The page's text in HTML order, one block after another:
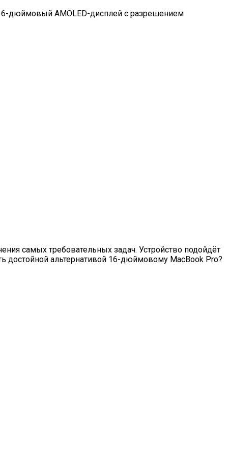
дюймовый AMOLED-дисплей с разрешением
самых требовательных задач. Устройство подойдёт
достойной альтернативой 16-дюймовому MacBook Pro?